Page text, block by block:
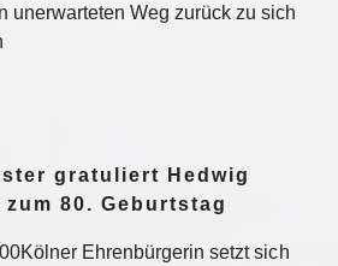
unerwarteten Weg zurück zu sich
gratuliert Hedwig
zum 80. Geburtstag
Ehrenbürgerin setzt sich